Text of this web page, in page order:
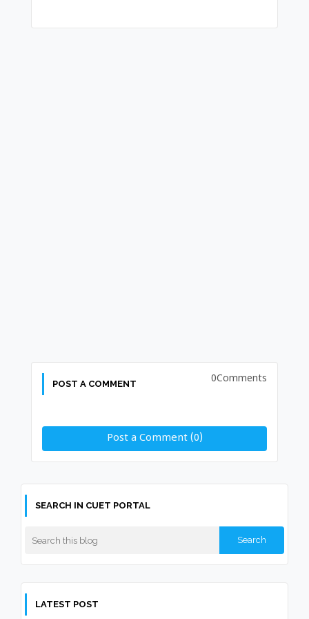
POST A COMMENT 0Comments
Post a Comment (0)
SEARCH IN CUET PORTAL
LATEST POST